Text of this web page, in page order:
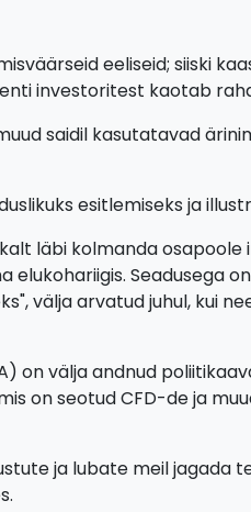
eeliseid; siiski
investoritest kaotab
saidil kasutatavad
esitlemiseks ja
läbi kolmanda
elukohariigis. Seadusega
välja arvatud juhul, kui
on välja andnud
on seotud CFD-de ja
ja lubate meil jagada